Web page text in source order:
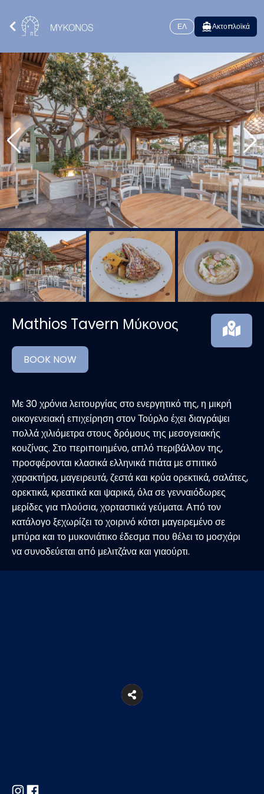
ΕΛ Ακτοπλοϊκά
Mathios Tavern Μύκονος
BOOK NOW
Με 30 χρόνια λειτουργίας στο ενεργητικό της, η μικρή
οικογενειακή επιχείρηση στον Τούρλο έχει διαγράψει
πολλά χιλιόμετρα στους δρόμους της μεσογειακής
κουζίνας. Στο περιποιημένο, απλό περιβάλλον της,
προσφέρονται κλασικά ελληνικά πιάτα με σπιτικό
χαρακτήρα, μαγειρευτά, ζεστά και κρύα ορεκτικά, σαλάτες,
ορεκτικά, κρεατικά και ψαρικά, όλα σε γενναιόδωρες
μερίδες για πλούσια, χορταστικά γεύματα. Από τον
κατάλογο ξεχωρίζει το χοιρινό κότσι μαγειρεμένο σε
μπύρα και το μυκονιάτικο έδεσμα που θέλει το μοσχάρι
να συνοδεύεται από μελιτζάνα και γιαούρτι.